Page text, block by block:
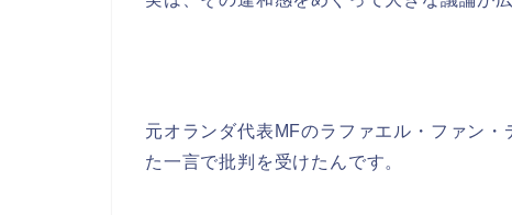
元オランダ代表MFのラファエル・ファン
た一言で批判を受けたんです。